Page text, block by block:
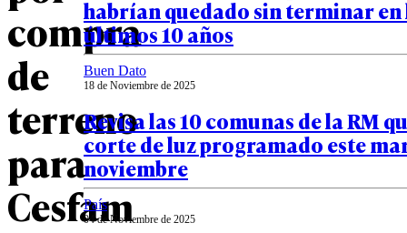
compra
de
terreno
para
Cesfam
habrían quedado sin terminar en
últimos 10 años
Buen Dato
18 de Noviembre de 2025
Revisa las 10 comunas de la RM
corte de luz programado este
noviembre
País
04 de Noviembre de 2025